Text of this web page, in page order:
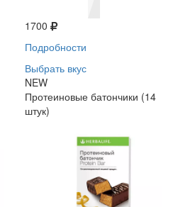
1700
Подробности
Выбрать вкус
NEW
Протеиновые батончики (14
штук)